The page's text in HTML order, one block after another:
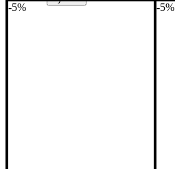
-5% -5%